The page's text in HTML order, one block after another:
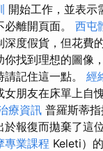
開始工作，並表示
必離開頁面。 西屯
深度假貨，但花費
你找到理想的圖像
請記住這一點。 經
女朋友在床單上自
療資訊 普羅斯蒂
於報復而拋棄了這
專業課程 Keleti）